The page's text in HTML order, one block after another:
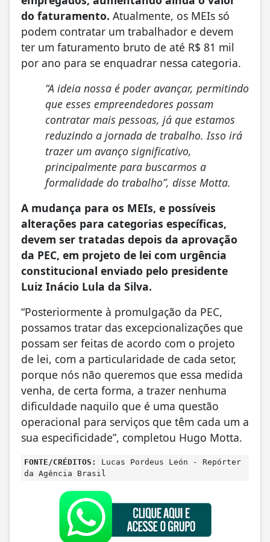
do faturamento. Atualmente, os MEIs só
podem contratar um trabalhador e devem
ter um faturamento bruto de até R$ 81 mil
por ano para se enquadrar nessa categoria.
“A ideia nossa é poder avançar, permitindo
que esses empreendedores possam
contratar mais pessoas, já que estamos
reduzindo a jornada de trabalho. Isso irá
trazer um avanço significativo,
principalmente para buscarmos a
formalidade do trabalho”, disse Motta.
A mudança para os MEIs, e possíveis
alterações para categorias específicas,
devem ser tratadas depois da aprovação
da PEC, em projeto de lei com urgência
constitucional enviado pelo presidente
Luiz Inácio Lula da Silva.
“Posteriormente à promulgação da PEC,
possamos tratar das excepcionalizações que
possam ser feitas de acordo com o projeto
de lei, com a particularidade de cada setor,
porque nós não queremos que essa medida
venha, de certa forma, a trazer nenhuma
dificuldade naquilo que é uma questão
operacional para serviços que têm cada um a
sua especificidade”, completou Hugo Motta.
FONTE/CRÉDITOS:
Lucas Pordeus León - Repórter
da Agência Brasil